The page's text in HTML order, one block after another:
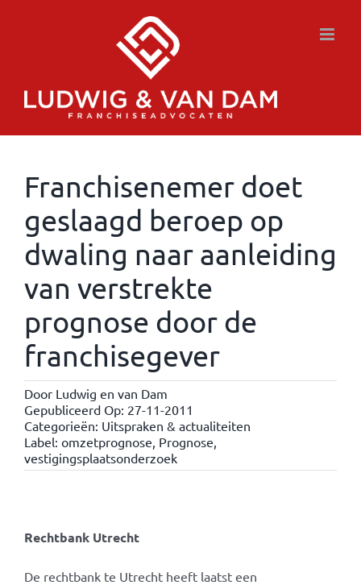
Franchisenemer doet
geslaagd beroep op
dwaling naar aanleiding
van verstrekte
prognose door de
franchisegever
Door Ludwig en van Dam
Gepubliceerd Op: 27-11-2011
Categorieën: Uitspraken & actualiteiten
Label: omzetprognose, Prognose,
vestigingsplaatsonderzoek
Rechtbank Utrecht
De rechtbank te Utrecht heeft laatst een